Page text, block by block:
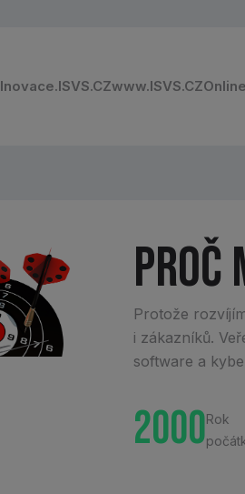
Inovace.ISVS.CZwww.ISVS.CZOnline
Proč
Protože
i zákazníků.
software a
2000Rok